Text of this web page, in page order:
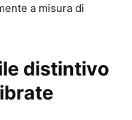
a misura di
distintivo